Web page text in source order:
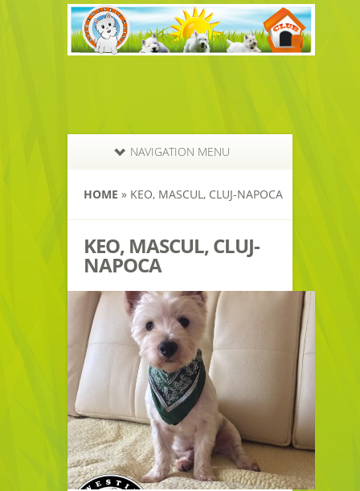
NAVIGATION MENU
HOME » KEO, MASCUL, CLUJ-NAPOCA
KEO, MASCUL, CLUJ-
NAPOCA